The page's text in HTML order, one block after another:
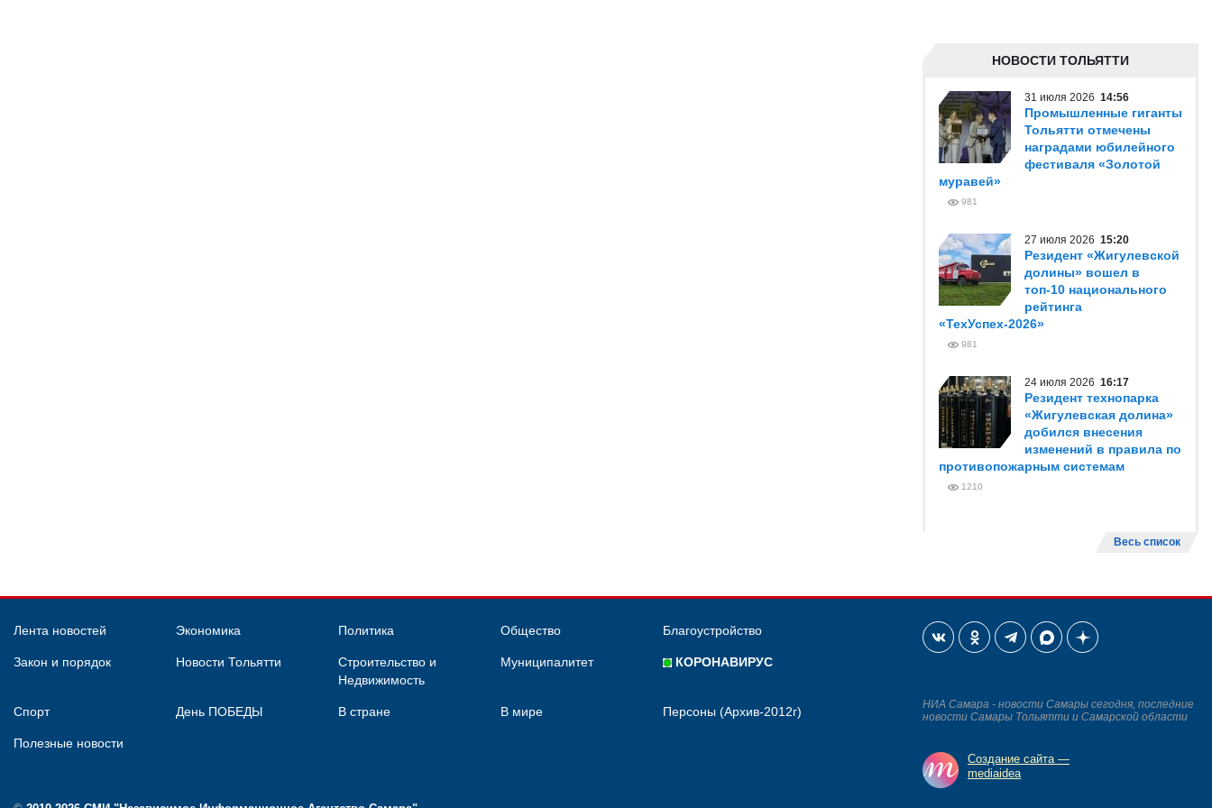
НОВОСТИ ТОЛЬЯТТИ
31 июля 2026 14:56
Промышленные гиганты
Тольятти отмечены
наградами юбилейного
фестиваля «Золотой
муравей»
981
27 июля 2026 15:20
Резидент «Жигулевской
долины» вошел в
топ-10 национального
рейтинга
«ТехУспех-2026»
981
24 июля 2026 16:17
Резидент технопарка
«Жигулевская долина»
добился внесения
изменений в правила по
противопожарным системам
1210
Весь список
Лента новостей Экономика Политика Общество Благоустройство
Закон и порядок Новости Тольятти
Строительство и
Недвижимость
Муниципалитет КОРОНАВИРУС
Спорт День ПОБЕДЫ В стране В мире Персоны (Архив-2012г)
Полезные новости
НИА Самара - новости Самары сегодня, последние
новости Самары Тольятти и Самарской области
Создание сайта —
mediaidea